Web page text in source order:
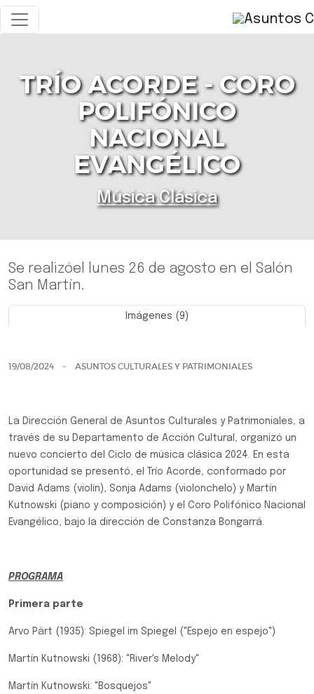
TRÍO ACORDE - CORO
POLIFÓNICO
NACIONAL
EVANGÉLICO
Música Clásica
Se realizóel lunes 26 de agosto en el Salón
San Martín.
Imágenes (9)
19/08/2024 ASUNTOS CULTURALES Y PATRIMONIALES
La Dirección General de Asuntos Culturales y Patrimoniales, a
través de su Departamento de Acción Cultural, organizó un
nuevo concierto del Ciclo de música clásica 2024. En esta
oportunidad se presentó, el Trío Acorde, conformado por
David Adams (violín), Sonja Adams (violonchelo) y Martín
Kutnowski (piano y composición) y el Coro Polifónico Nacional
Evangélico, bajo la dirección de Constanza Bongarrá.
PROGRAMA
Primera parte
Arvo Pärt (1935): Spiegel im Spiegel ("Espejo en espejo")
Martín Kutnowski (1968): "River's Melody"
Martín Kutnowski: "Bosquejos"